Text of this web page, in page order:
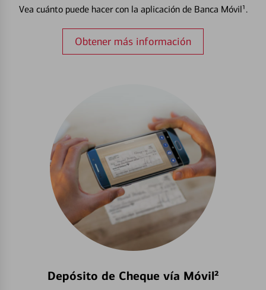
Vea cuánto puede hacer con la aplicación de Banca Móvil¹.
Obtener más información
Depósito de Cheque vía Móvil²